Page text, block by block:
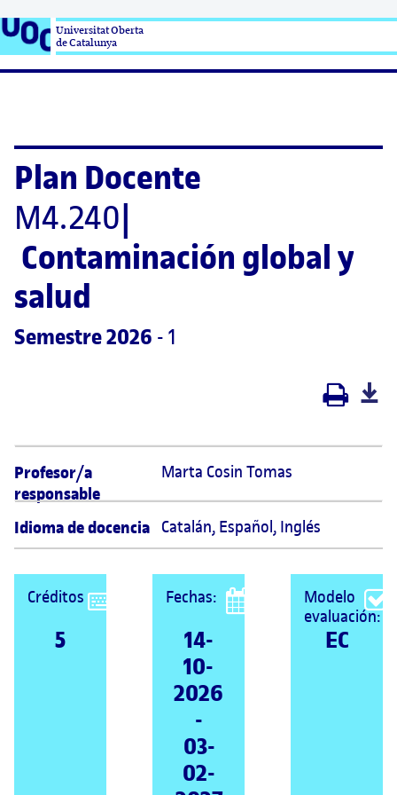
Universitat Oberta
de Catalunya
Plan Docente
M4.240
Contaminación global y
salud
Semestre 2026 - 1
Profesor/a
responsable
Marta Cosin Tomas
Idioma de docencia Catalán, Español, Inglés
Créditos
5
Fechas:
14-
10-
2026
-
03-
02-
Modelo
evaluación:
EC